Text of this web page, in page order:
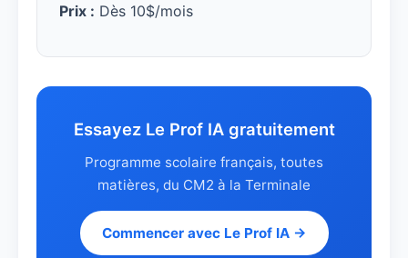
Prix : Dès 10$/mois
Essayez Le Prof IA gratuitement
Programme scolaire français, toutes
matières, du CM2 à la Terminale
Commencer avec Le Prof IA →